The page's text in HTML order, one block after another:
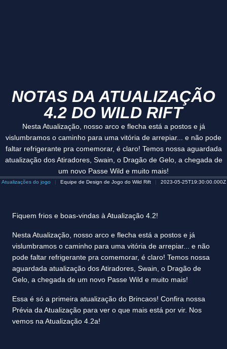
NOTAS DA ATUALIZAÇÃO
4.2 DO WILD RIFT
Nesta Atualização, nosso arco e flecha está a postos e já
vislumbramos o caminho para uma vitória de arrepiar... e não pode
faltar refrigerante pra comemorar, é claro! Temos nossa aguardada
atualização dos Atiradores, Swain, o Dragão de Gelo, a chegada de
um novo Passe Wild e muito mais!
Atualizações do jogo Equipe de Design de Jogo do Wild Rift 2023-05-25T19:30:00.000Z
Fiquem frios e boas-vindas à Atualização 4.2!
Nesta Atualização, nosso arco e flecha está a postos e já
vislumbramos o caminho para uma vitória de arrepiar... e não
pode faltar refrigerante pra comemorar, é claro! Temos nossa
aguardada atualização dos Atiradores, Swain, o Dragão de
Gelo, a chegada de um novo Passe Wild e muito mais!
Essa é só a primeira atualização do Brincaos! Confira nossa
Prévia da Atualização para ver o que mais está por vir. Nos
vemos na Atualização 4.2a!